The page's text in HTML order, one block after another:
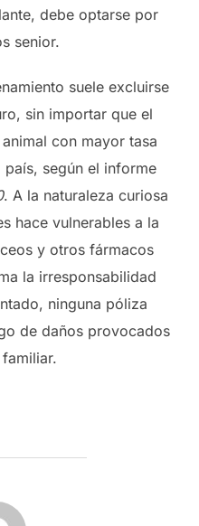
debe optarse por
senior.
suele excluirse
sin importar que el
con mayor tasa
según el informe
. A la naturaleza curiosa
hace vulnerables a la
y otros fármacos
la irresponsabilidad
ninguna póliza
de daños provocados
ENTRADA